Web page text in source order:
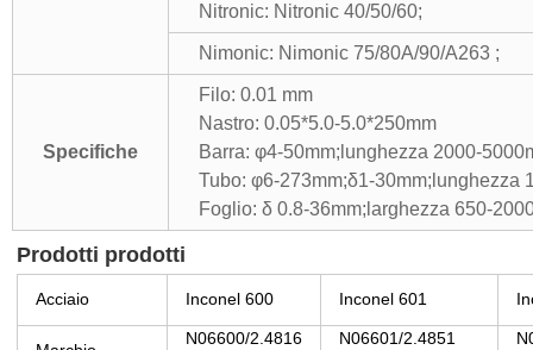
Nitronic: Nitronic 40/50/60;
Nimonic: Nimonic 75/80A/90/A263 ;
Specifiche
Filo: 0.01 mm
Nastro: 0.05*5.0-5.0*250mm
Barra: φ4-50mm;lunghezza 2000-
Tubo: φ6-273mm;δ1-30mm;lunghezza
Foglio: δ 0.8-36mm;larghezza 650-
Prodotti prodotti
Acciaio Inconel 600 Inconel 601
N06600/2.4816 N06601/2.4851